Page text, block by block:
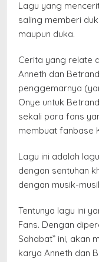
Lagu yang
saling memberi
maupun duka.
Cerita yang relate
Anneth dan
penggemarnya
Onye untuk
sekali para fans
membuat fanbase
Lagu ini adalah
dengan sentuhan
dengan musik-
Tentunya lagu ini
Fans. Dengan
Sahabat” ini, akan
karya Anneth dan